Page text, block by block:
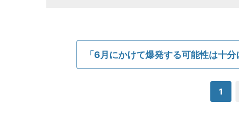
「6月にかけて爆発する可能性は十分
1